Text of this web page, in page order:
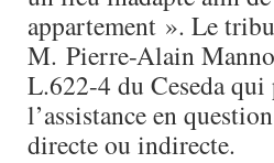
appartement ». Le
M. Pierre-Alain
L.622-4 du Ceseda
l’assistance en
directe ou indirecte.